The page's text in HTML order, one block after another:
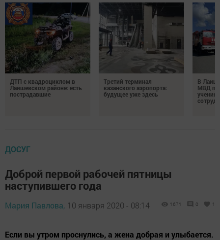
ДТП с квадроциклом в
Лаишевском районе: есть
пострадавшие
Третий терминал
казанского аэропорта:
будущее уже здесь
В
МВД
учения
ДОСУГ
Доброй первой рабочей пятницы
наступившего года
Мария Павлова, 10 января 2020 - 08:14 1671 0 1
Если вы утром проснулись, а жена добрая и улыбается.